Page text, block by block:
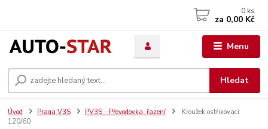
Menu
Hledat
0 ks
za 0,00 Kč
Úvod Praga V3S PV3S - Převodovka, řazení
Kroužek ostřikovací
120/60